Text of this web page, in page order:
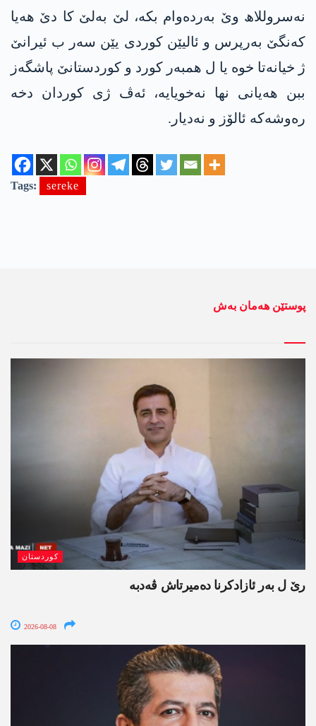
نەسروللاھ وێ بەردەوام بکە، لێ بەلێ کا دێ هەیا
کەنگێ بەرپرس و ئالیێن کوردی یێن سەر ب ئیرانێ
ژ خیانەتا خوە یا ل همبەر کورد و کوردستانێ پاشگەز
ببن هەیانی نها نەخویایە، ئەڤ ژی کوردان دخە
رەوشەکە ئالۆز و نەدیار.
Tags: sereke
پوستێن ھەمان بەش
کوردستان
رێ ل بەر ئازادکرنا دەمیرتاش ڤەدبە
2026-08-08